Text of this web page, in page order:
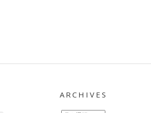
ARCHIVES